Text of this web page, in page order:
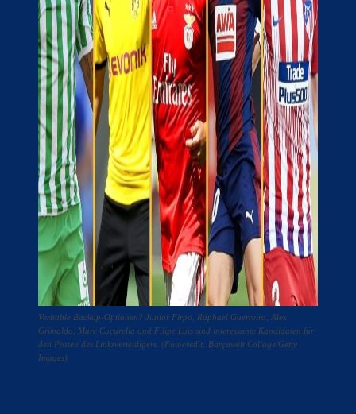
Veritable Backup-Optionen? Junior Firpo, Raphael Guerreiro, Alex
Grimaldo, Marc Cucurella und Filipe Luis sind interessante Kandidaten für
den Posten des Linksverteidigers. (Fotocredit: Barçawelt Collage/Getty
Images)